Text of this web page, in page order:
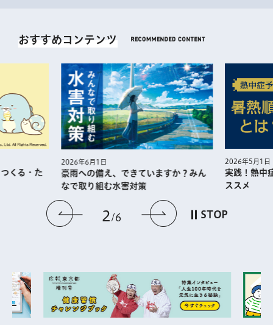
おすすめコンテンツ
前のスライドを表示
3 6 次のスライドを
STOP
か？みん
2026年5月1日
実践！熱中症予防に役⽴つ暑熱順化の
ススメ
2026年4月1日
江戸東京博
ン 見どこ